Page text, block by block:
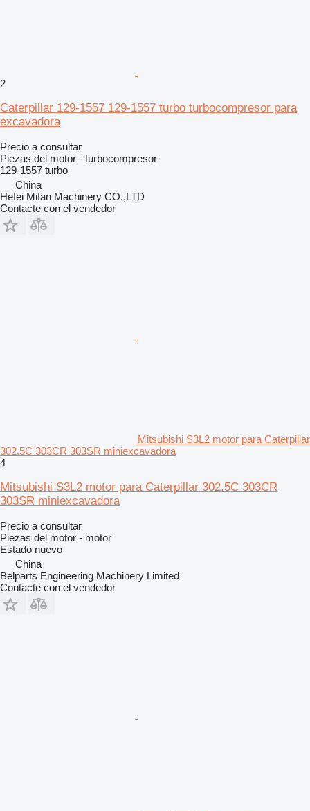
2
Caterpillar 129-1557 129-1557 turbo turbocompresor para
excavadora
Precio a consultar
Piezas del motor - turbocompresor
129-1557 turbo
China
Hefei Mifan Machinery CO.,LTD
Contacte con el vendedor
Mitsubishi S3L2 motor para Caterpillar
302.5C 303CR 303SR miniexcavadora
4
Mitsubishi S3L2 motor para Caterpillar 302.5C 303CR
303SR miniexcavadora
Precio a consultar
Piezas del motor - motor
Estado nuevo
China
Belparts Engineering Machinery Limited
Contacte con el vendedor